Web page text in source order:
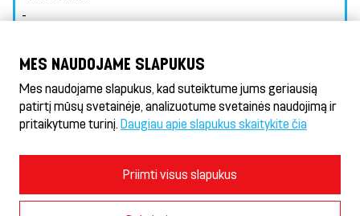
-
PAPILDOMA INFORMACIJA APIE ALERGENUS
Naudojimosi sąlygos ir privatumo politika
MES NAUDOJAME SLAPUKUS
Mes naudojame slapukus, kad suteiktume jums geriausią
patirtį mūsų svetainėje, analizuotume svetainės naudojimą ir
pritaikytume turinį. Daugiau apie slapukus skaitykite čia
Priimti visus slapukus